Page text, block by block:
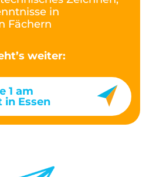
in
Fächern
weiter:
1 am
in Essen